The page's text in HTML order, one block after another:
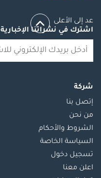
عد إلى الأعلى
اشترك في نشراتنا الإخبارية
شركة
إتصل بنا
من نحن
الشروط والأحكام
السياسة الخاصة
تسجيل دخول
اعلن معنا